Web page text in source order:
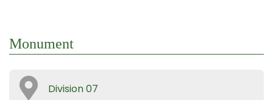
Monument
Division 07